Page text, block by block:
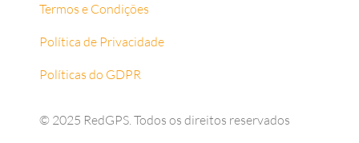
Termos e Condições
Política de Privacidade
Políticas do GDPR
© 2025 RedGPS. Todos os direitos reservados